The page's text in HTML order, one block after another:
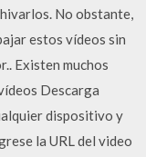
No obstante,
estos vídeos sin
Existen muchos
Descarga
dispositivo y
la URL del video